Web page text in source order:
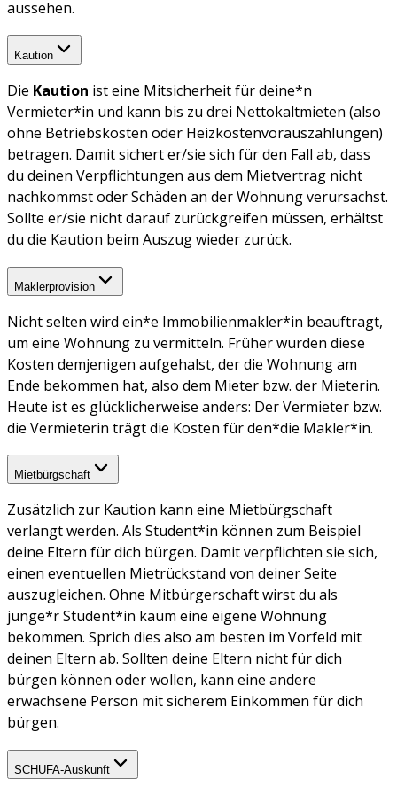
aussehen.
Kaution
Die Kaution ist eine Mitsicherheit für deine*n
Vermieter*in und kann bis zu drei Nettokaltmieten (also
ohne Betriebskosten oder Heizkostenvorauszahlungen)
betragen. Damit sichert er/sie sich für den Fall ab, dass
du deinen Verpflichtungen aus dem Mietvertrag nicht
nachkommst oder Schäden an der Wohnung verursachst.
Sollte er/sie nicht darauf zurückgreifen müssen, erhältst
du die Kaution beim Auszug wieder zurück.
Maklerprovision
Nicht selten wird ein*e Immobilienmakler*in beauftragt,
um eine Wohnung zu vermitteln. Früher wurden diese
Kosten demjenigen aufgehalst, der die Wohnung am
Ende bekommen hat, also dem Mieter bzw. der Mieterin.
Heute ist es glücklicherweise anders: Der Vermieter bzw.
die Vermieterin trägt die Kosten für den*die Makler*in.
Mietbürgschaft
Zusätzlich zur Kaution kann eine Mietbürgschaft
verlangt werden. Als Student*in können zum Beispiel
deine Eltern für dich bürgen. Damit verpflichten sie sich,
einen eventuellen Mietrückstand von deiner Seite
auszugleichen. Ohne Mitbürgerschaft wirst du als
junge*r Student*in kaum eine eigene Wohnung
bekommen. Sprich dies also am besten im Vorfeld mit
deinen Eltern ab. Sollten deine Eltern nicht für dich
bürgen können oder wollen, kann eine andere
erwachsene Person mit sicherem Einkommen für dich
bürgen.
SCHUFA-Auskunft